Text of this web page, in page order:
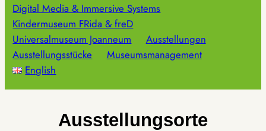
Digital Media & Immersive Systems
Kindermuseum FRida & freD
Universalmuseum Joanneum
Ausstellungen
Ausstellungsstücke
Museumsmanagement
English
Ausstellungsorte